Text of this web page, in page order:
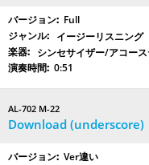
Full
イージーリスニング
シンセサイザー/アコー
0:51
AL-702 M-22
Download (underscore)
Ver違い